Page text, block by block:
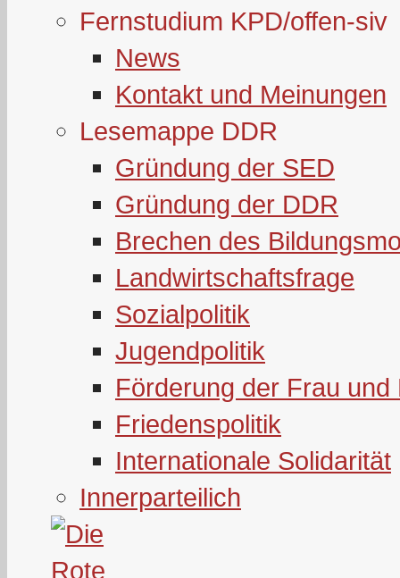
Fernstudium KPD/offen-siv
News
Kontakt und Meinungen
Lesemappe DDR
Gründung der SED
Gründung der DDR
Brechen des
Landwirtschaftsfrage
Sozialpolitik
Jugendpolitik
Förderung der Frau und
Friedenspolitik
Internationale Solidarität
Innerparteilich